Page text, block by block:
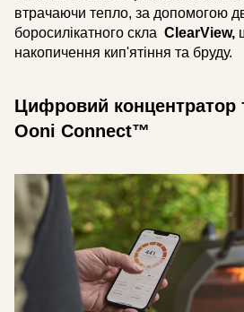
втрачаючи тепло, за допомогою
боросилікатного скла ClearView,
накопичення кип'ятіння та бруду.
Цифровий концентратор
Ooni Connect™